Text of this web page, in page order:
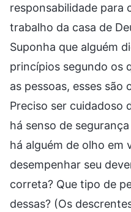
responsabilidade para
trabalho da casa de
Suponha que alguém
princípios segundo os
as pessoas, esses são
Preciso ser cuidadoso
há senso de
há alguém de olho em
desempenhar seu
correta? Que tipo de
dessas? (Os